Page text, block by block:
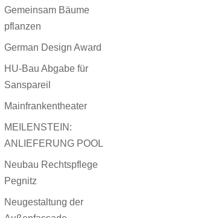
Gemeinsam Bäume
pflanzen
German Design Award
HU-Bau Abgabe für
Sanspareil
Mainfrankentheater
MEILENSTEIN:
ANLIEFERUNG POOL
Neubau Rechtspflege
Pegnitz
Neugestaltung der